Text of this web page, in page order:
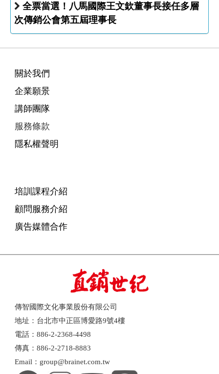
全票當選！八馬國際王文欽董事長接任多層
次傳銷公會第五屆理事長
關於我們
企業願景
講師團隊
服務條款
隱私權聲明
培訓課程介紹
顧問服務介紹
廣告媒體合作
傳智國際文化事業股份有限公司
地址：台北市中正區博愛路9號4樓
電話：886-2-2368-4498
傳真：886-2-2718-8883
Email：group@brainet.com.tw